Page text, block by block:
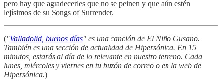
pero hay que agradecerles que no se peinen y que aún estén
lejísimos de su Songs of Surrender.
("Valladolid, buenos días" es una canción de El Niño Gusano.
También es una sección de actualidad de Hipersónica. En 15
minutos, estarás al día de lo relevante en nuestro terreno. Cada
lunes, miércoles y viernes en tu buzón de correo o en la web de
Hipersónica.)